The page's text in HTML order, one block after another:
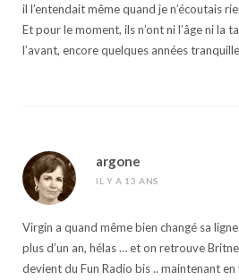
il l’entendait même quand je n’écoutais
Et pour le moment, ils n’ont ni l’âge ni la
l’avant, encore quelques années
argone
IL Y A 13 ANS
Virgin a quand même bien changé sa
plus d’un an, hélas … et on retrouve
devient du Fun Radio bis .. maintenant